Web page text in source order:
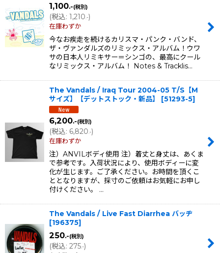
1,100.-(税別)
(税込: 1,210 .-)
在庫わずか
今なお疾走を続けるカリスマ・パンク・バンド、
ザ・ヴァンダルズのリミックス・アルバム！ウワ
サの日本人リミキサー＝シンゴの、最高にクール
なリミックス・アルバム！ Notes & Tracklis…
The Vandals / Iraq Tour 2004-05 T/S【M
サイズ】【デットストック・新品】
[51293-5]
6,200.-(税別)
(税込: 6,820.-)
在庫わずか
注）ANVILボディ使用 注）着丈と身丈は、あくま
で参考です。入荷状況により、使用ボディーに変
化が生じます。ご了承ください。お時間を頂くこ
ととなりますが、採寸のご依頼はお気軽にお申し
付けください。 …
The Vandals / Live Fast Diarrhea バッヂ
[196375]
250.-(税別)
(税込: 275.-)